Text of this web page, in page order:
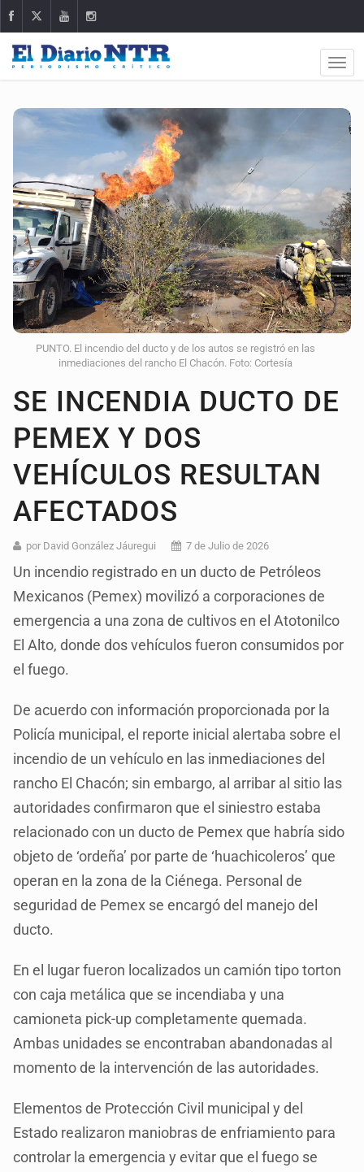
PUNTO. El incendio del ducto y de los autos se registró en las
inmediaciones del rancho El Chacón. Foto: Cortesía
SE INCENDIA DUCTO DE
PEMEX Y DOS
VEHÍCULOS RESULTAN
AFECTADOS
por David González Jáuregui 7 de Julio de 2026
Un incendio registrado en un ducto de Petróleos
Mexicanos (Pemex) movilizó a corporaciones de
emergencia a una zona de cultivos en el Atotonilco
El Alto, donde dos vehículos fueron consumidos por
el fuego.
De acuerdo con información proporcionada por la
Policía municipal, el reporte inicial alertaba sobre el
incendio de un vehículo en las inmediaciones del
rancho El Chacón; sin embargo, al arribar al sitio las
autoridades confirmaron que el siniestro estaba
relacionado con un ducto de Pemex que habría sido
objeto de ‘ordeña’ por parte de ‘huachicoleros’ que
operan en la zona de la Ciénega. Personal de
seguridad de Pemex se encargó del manejo del
ducto.
En el lugar fueron localizados un camión tipo torton
con caja metálica que se incendiaba y una
camioneta pick-up completamente quemada.
Ambas unidades se encontraban abandonadas al
momento de la intervención de las autoridades.
Elementos de Protección Civil municipal y del
Estado realizaron maniobras de enfriamiento para
controlar la emergencia y evitar que el fuego se